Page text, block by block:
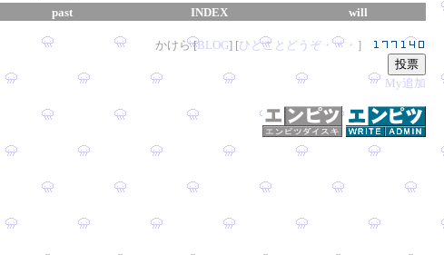
past
INDEX will
かけら [BLOG] [ひとことどうぞ・・・ ］
My追加